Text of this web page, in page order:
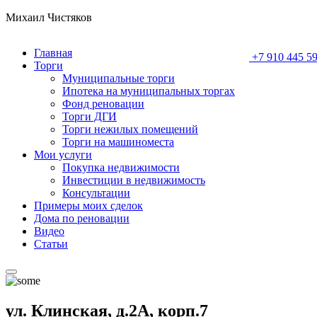
Михаил Чистяков
Главная
Торги
Муниципальные торги
Ипотека на муниципальных торгах
Фонд реновации
Торги ДГИ
Торги нежилых помещений
Торги на машиноместа
Мои услуги
Покупка недвижимости
Инвестиции в недвижимость
Консультации
Примеры моих сделок
Дома по реновации
Видео
Статьи
+7 910 445
ул. Клинская, д.2А, корп.7